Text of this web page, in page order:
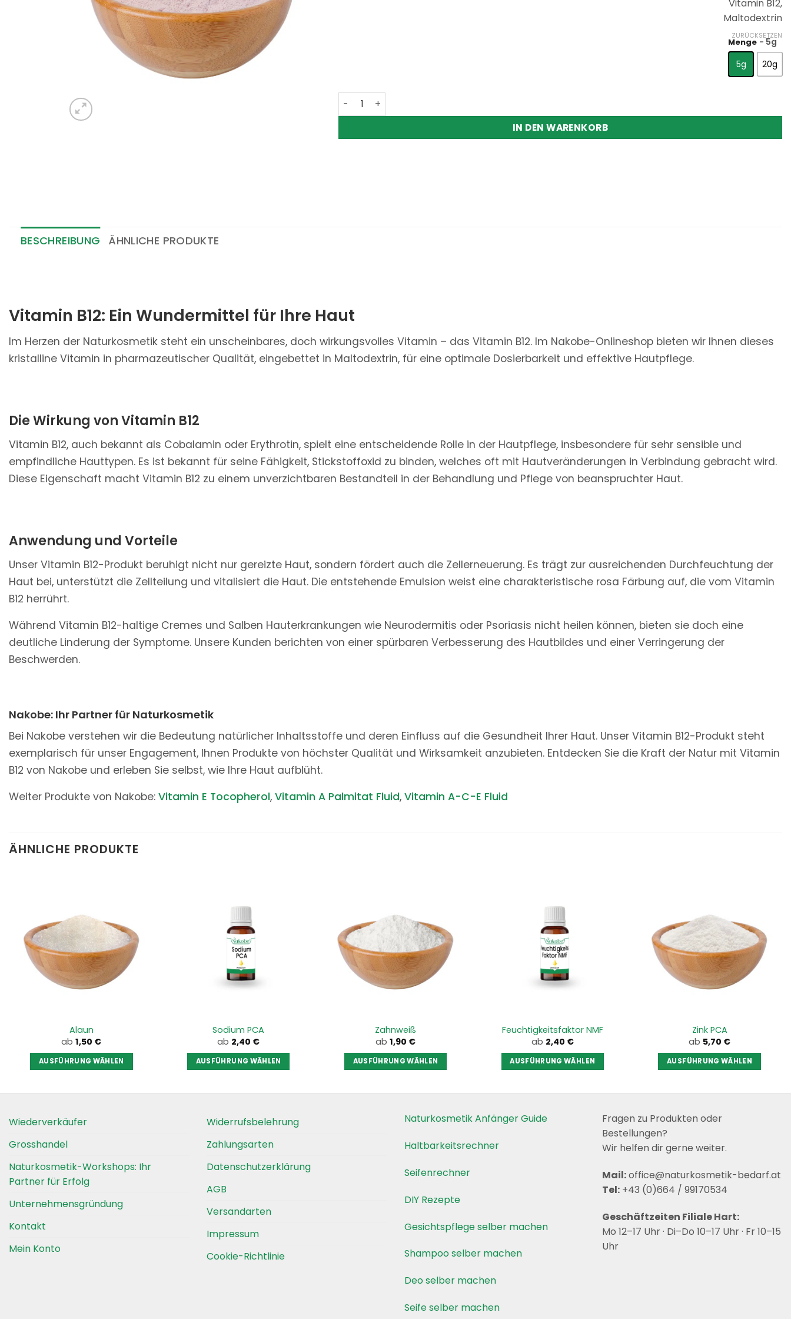
Vitamin B12,
Maltodextrin
Menge - 5g
5g
20g
ZURÜCKSETZEN
Vitamin B12 Menge
IN DEN WARENKORB
BESCHREIBUNG ÄHNLICHE PRODUKTE
Vitamin B12: Ein Wundermittel für Ihre Haut
Im Herzen der Naturkosmetik steht ein unscheinbares, doch wirkungsvolles Vitamin – das Vitamin B12. Im Nakobe-Onlineshop bieten wir Ihnen dieses
kristalline Vitamin in pharmazeutischer Qualität, eingebettet in Maltodextrin, für eine optimale Dosierbarkeit und effektive Hautpflege.
Die Wirkung von Vitamin B12
Vitamin B12, auch bekannt als Cobalamin oder Erythrotin, spielt eine entscheidende Rolle in der Hautpflege, insbesondere für sehr sensible und
empfindliche Hauttypen. Es ist bekannt für seine Fähigkeit, Stickstoffoxid zu binden, welches oft mit Hautveränderungen in Verbindung gebracht wird.
Diese Eigenschaft macht Vitamin B12 zu einem unverzichtbaren Bestandteil in der Behandlung und Pflege von beanspruchter Haut.
Anwendung und Vorteile
Unser Vitamin B12-Produkt beruhigt nicht nur gereizte Haut, sondern fördert auch die Zellerneuerung. Es trägt zur ausreichenden Durchfeuchtung der
Haut bei, unterstützt die Zellteilung und vitalisiert die Haut. Die entstehende Emulsion weist eine charakteristische rosa Färbung auf, die vom Vitamin
B12 herrührt.
Während Vitamin B12-haltige Cremes und Salben Hauterkrankungen wie Neurodermitis oder Psoriasis nicht heilen können, bieten sie doch eine
deutliche Linderung der Symptome. Unsere Kunden berichten von einer spürbaren Verbesserung des Hautbildes und einer Verringerung der
Beschwerden.
Nakobe: Ihr Partner für Naturkosmetik
Bei Nakobe verstehen wir die Bedeutung natürlicher Inhaltsstoffe und deren Einfluss auf die Gesundheit Ihrer Haut. Unser Vitamin B12-Produkt steht
exemplarisch für unser Engagement, Ihnen Produkte von höchster Qualität und Wirksamkeit anzubieten. Entdecken Sie die Kraft der Natur mit Vitamin
B12 von Nakobe und erleben Sie selbst, wie Ihre Haut aufblüht.
Weiter Produkte von Nakobe: Vitamin E Tocopherol, Vitamin A Palmitat Fluid, Vitamin A-C-E Fluid
ÄHNLICHE PRODUKTE
Alaun
ab1,50 €
AUSFÜHRUNG WÄHLEN
Optionen
können
auf
der
Sodium PCA
ab 2,40 €
AUSFÜHRUNG WÄHLEN
mehrere
auf.
Optionen
der
gewählt
werden
Zahnweiß
ab 1,90 €
AUSFÜHRUNG WÄHLEN
mehrere
auf.
Optionen
auf
Produktseite
werden
Feuchtigkeitsfaktor NMF
ab 2,40 €
AUSFÜHRUNG WÄHLEN
Zink PCA
ab 5,70 €
AUSFÜHRUNG WÄHLEN
mehrere
auf.
Optionen
können
der
gewählt
Wiederverkäufer
Grosshandel
Naturkosmetik-Workshops: Ihr
Partner für Erfolg
Unternehmensgründung
Kontakt
Mein Konto
Widerrufsbelehrung
Zahlungsarten
Datenschutzerklärung
AGB
Versandarten
Impressum
Cookie-Richtlinie
Naturkosmetik Anfänger Guide
Haltbarkeitsrechner
Seifenrechner
DIY Rezepte
Gesichtspflege selber machen
Shampoo selber machen
Deo selber machen
Seife selber machen
Fragen zu Produkten oder
Bestellungen?
Wir helfen dir gerne weiter.
Mail:office@naturkosmetik-bedarf.at
Tel: +43 (0)664 / 99170534
Geschäftzeiten Filiale Hart:
Mo 12–17 Uhr · Di–Do 10–17 Uhr · Fr 10–15
Uhr